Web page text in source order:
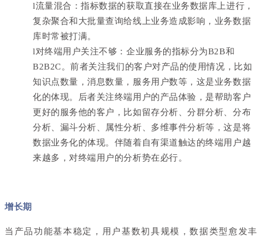
l流量混合：指标数据的获取直接在业务数据库上进行，
复杂聚合和大批量查询给线上业务造成影响，业务数据
库时常被打满。
l对终端用户关注不够：企业服务的指标分为B2B和
B2B2C。前者关注我们的客户对产品的使用情况，比如
知识点数量，消息数量，服务用户数等，这是业务数据
化的体现。后者关注终端用户的产品体验，是帮助客户
更好的服务他的客户，比如留存分析、分群分析、分布
分析、漏斗分析、属性分析、多维事件分析等，这是将
数据业务化的体现。伴随着自有渠道触达的终端用户越
来越多，对终端用户的分析势在必行。
增长期
当产品功能基本稳定，用户基数初具规模，数据类型愈发丰